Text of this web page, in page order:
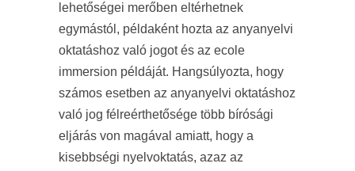
lehetőségei merőben eltérhetnek
egymástól, példaként hozta az anyanyelvi
oktatáshoz való jogot és az ecole
immersion példáját. Hangsúlyozta, hogy
számos esetben az anyanyelvi oktatáshoz
való jog félreérthetősége több bírósági
eljárás von magával amiatt, hogy a
kisebbségi nyelvoktatás, azaz az